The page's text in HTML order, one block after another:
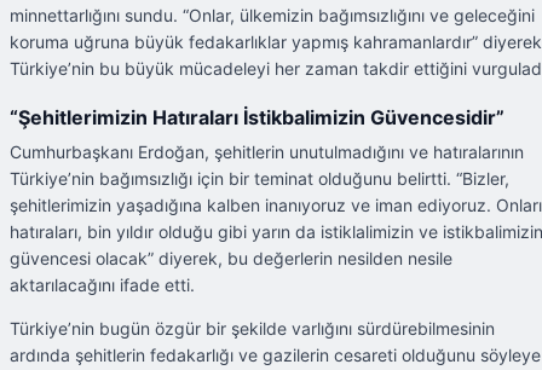
minnettarlığını sundu. “Onlar, ülkemizin bağımsızlığını ve geleceğini
koruma uğruna büyük fedakarlıklar yapmış kahramanlardır”
Türkiye’nin bu büyük mücadeleyi her zaman takdir ettiğini
“Şehitlerimizin Hatıraları İstikbalimizin Güvencesidir”
Cumhurbaşkanı Erdoğan, şehitlerin unutulmadığını ve hatıralarının
Türkiye’nin bağımsızlığı için bir teminat olduğunu belirtti. “Bizler,
şehitlerimizin yaşadığına kalben inanıyoruz ve iman ediyoruz.
hatıraları, bin yıldır olduğu gibi yarın da istiklalimizin ve istikbalimizin
güvencesi olacak” diyerek, bu değerlerin nesilden nesile
aktarılacağını ifade etti.
Türkiye’nin bugün özgür bir şekilde varlığını sürdürebilmesinin
ardında şehitlerin fedakarlığı ve gazilerin cesareti olduğunu